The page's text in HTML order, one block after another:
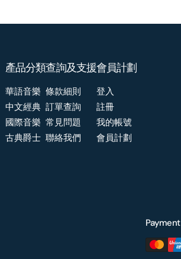
產品分類
華語音樂
中文經典
國際音樂
古典爵士
查詢及支援
條款細則
訂單查詢
常見問題
聯絡我們
會員計劃
登入
註冊
我的帳號
會員計劃
Payment